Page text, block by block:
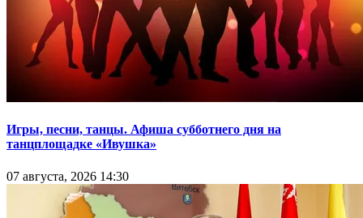
Игры, песни, танцы. Афиша субботнего дня на
танцплощадке «Ивушка»
07 августа, 2026 14:30